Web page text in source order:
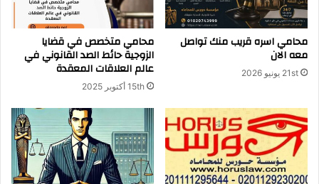
محامي اسره قريب منك تواصل
معه الان
21st يونيو 2026
محامي متخصص في قضايا
الزوجية حائط الصد القانوني في
عالم العلاقات المعقدة
15th أكتوبر 2025